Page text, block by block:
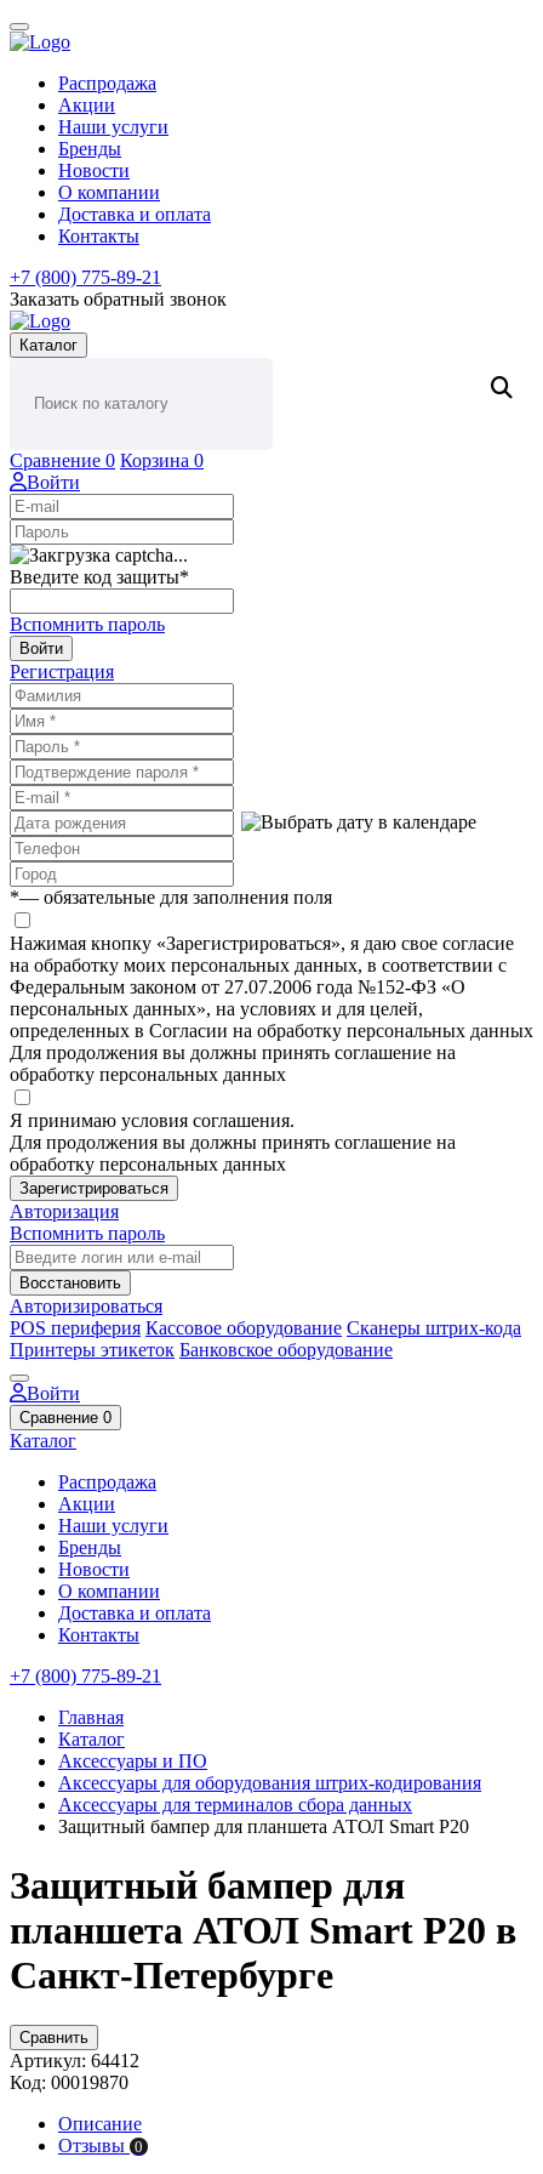
Распродажа
Акции
Наши услуги
Бренды
Новости
О компании
Доставка и оплата
Контакты
+7 (800) 775-89-21
Заказать обратный звонок
Каталог
Сравнение 0 Корзина 0
Войти
Введите код защиты*
Вспомнить пароль
Войти
Регистрация
*— обязательные для заполнения поля
Нажимая кнопку «Зарегистрироваться», я даю свое согласие
на обработку моих персональных данных, в соответствии с
Федеральным законом от 27.07.2006 года №152-ФЗ «О
персональных данных», на условиях и для целей,
определенных в Согласии на обработку персональных данных
Для продолжения вы должны принять соглашение на
обработку персональных данных
Я принимаю условия соглашения.
Для продолжения вы должны принять соглашение на
обработку персональных данных
Зарегистрироваться
Авторизация
Вспомнить пароль
Восстановить
Авторизироваться
POS периферия Кассовое оборудование Сканеры штрих-кода
Принтеры этикеток Банковское оборудование
Войти
Сравнение 0
Каталог
Распродажа
Акции
Наши услуги
Бренды
Новости
О компании
Доставка и оплата
Контакты
+7 (800) 775-89-21
Главная
Каталог
Аксессуары и ПО
Аксессуары для оборудования штрих-кодирования
Аксессуары для терминалов сбора данных
Защитный бампер для планшета АТОЛ Smart P20
Защитный бампер для
планшета АТОЛ Smart P20 в
Санкт-Петербурге
Сравнить
Артикул: 64412
Код: 00019870
Описание
Отзывы 0